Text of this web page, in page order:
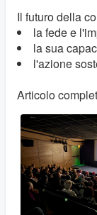
Il futuro della
la fede e
la sua
l'azione
Articolo